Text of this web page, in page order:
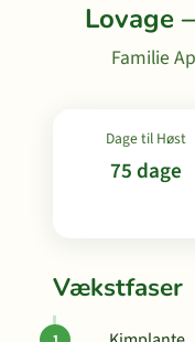
Lovage
Familie
Dage til Høst
75 dage
Vækstfaser